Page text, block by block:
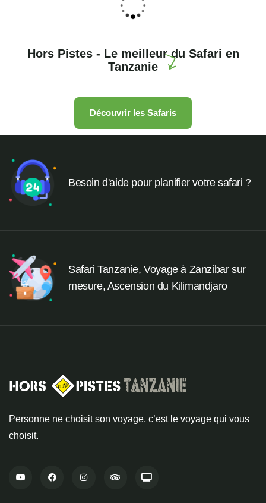
Hors Pistes - Le meilleur du Safari en
Tanzanie
Découvrir les Safaris
Besoin d'aide pour planifier votre safari ?
Safari Tanzanie, Voyage à Zanzibar sur
mesure, Ascension du Kilimandjaro
Personne ne choisit son voyage, c’est le voyage qui vous
choisit.